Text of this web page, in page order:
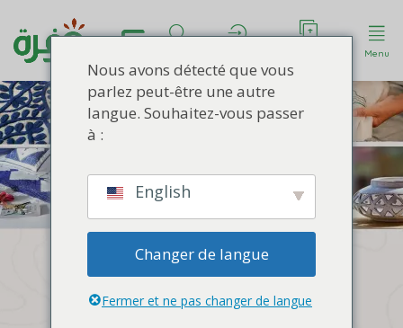
Menu
PHOTOGRAPHIE & VIDÉO
IT WAS LOVE
Nous avons détecté que vous
parlez peut-être une autre
langue. Souhaitez-vous passer
à :
English
Changer de langue
Fermer et ne pas changer de langue